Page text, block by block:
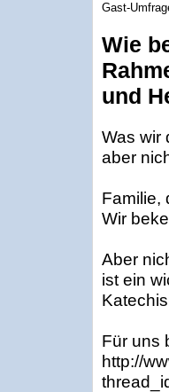
Gast-
Wie
und
Was wir
aber
Familie,
Wir
Aber
ist ein
Für uns
http://